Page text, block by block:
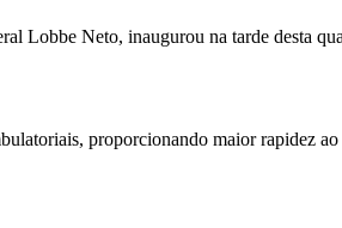
Lobbe Neto, inaugurou na tarde desta
proporcionando maior rapidez